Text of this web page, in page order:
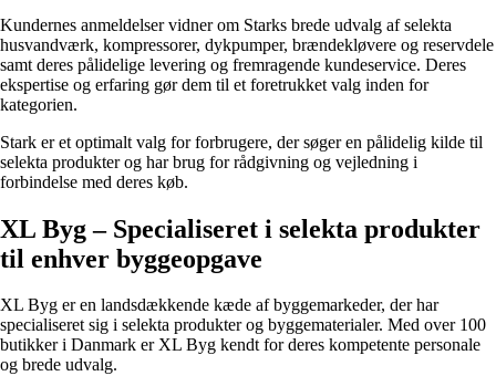
Kundernes anmeldelser vidner om Starks brede udvalg af selekta
husvandværk, kompressorer, dykpumper, brændekløvere og reservdele
samt deres pålidelige levering og fremragende kundeservice. Deres
ekspertise og erfaring gør dem til et foretrukket valg inden for
kategorien.
Stark er et optimalt valg for forbrugere, der søger en pålidelig kilde til
selekta produkter og har brug for rådgivning og vejledning i
forbindelse med deres køb.
XL Byg – Specialiseret i selekta produkter
til enhver byggeopgave
XL Byg er en landsdækkende kæde af byggemarkeder, der har
specialiseret sig i selekta produkter og byggematerialer. Med over 100
butikker i Danmark er XL Byg kendt for deres kompetente personale
og brede udvalg.